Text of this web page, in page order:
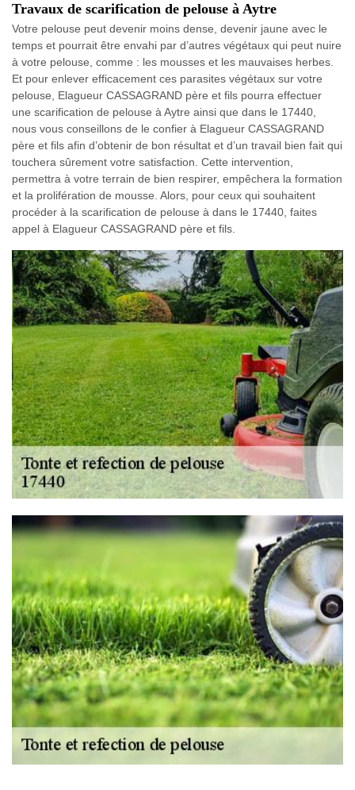
Travaux de scarification de pelouse à Aytre
Votre pelouse peut devenir moins dense, devenir jaune avec le
temps et pourrait être envahi par d’autres végétaux qui peut nuire
à votre pelouse, comme : les mousses et les mauvaises herbes.
Et pour enlever efficacement ces parasites végétaux sur votre
pelouse, Elagueur CASSAGRAND père et fils pourra effectuer
une scarification de pelouse à Aytre ainsi que dans le 17440,
nous vous conseillons de le confier à Elagueur CASSAGRAND
père et fils afin d’obtenir de bon résultat et d’un travail bien fait qui
touchera sûrement votre satisfaction. Cette intervention,
permettra à votre terrain de bien respirer, empêchera la formation
et la prolifération de mousse. Alors, pour ceux qui souhaitent
procéder à la scarification de pelouse à dans le 17440, faites
appel à Elagueur CASSAGRAND père et fils.